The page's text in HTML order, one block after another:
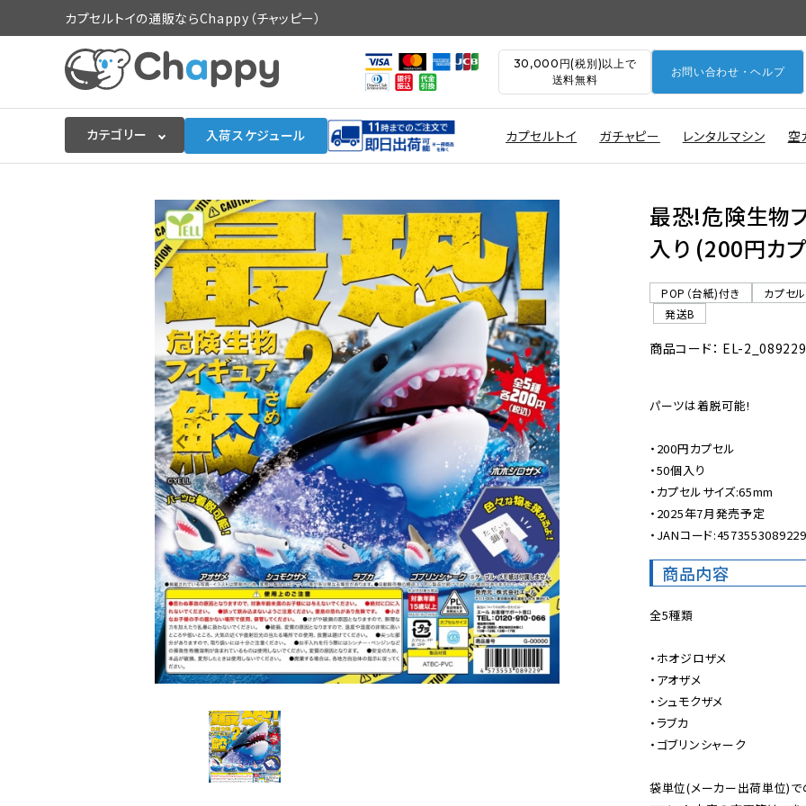
カプセルトイの通販ならChappy（チャッピー）
30,000円(税別)以上で
送料無料
お問い合わせ・ヘルプ
カテゴリー 入荷スケジュール カプセルトイ ガチャピー レンタルマシン 空
入荷スケジュールをチェック
カプセルトイマシン本体
販促用空カプセル
景品・玩具・文具
販促用カプセルトイ
よくあるご質問
ご利用ガイド
06-6282-7659
最恐!危険生物
入り (200円カ
POP（台紙)付き
カプセ
発送B
商品コード： EL-2_089229
パーツは着脱可能!
・200円カプセル
・50個入り
・カプセルサイズ:65mm
・2025年7月発売予定
・JANコード:4573553089229
商品内容
全5種類
・ホオジロザメ
・アオザメ
・シュモクザメ
・ラブカ
・ゴブリンシャーク
袋単位(メーカー出荷単位)で